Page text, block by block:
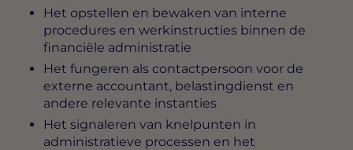
Het opstellen en bewaken van interne
procedures en werkinstructies binnen de
financiële administratie
Het fungeren als contactpersoon voor de
externe accountant, belastingdienst en
andere relevante instanties
Het signaleren van knelpunten in
administratieve processen en het